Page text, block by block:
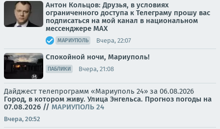
Антон Кольцов: Друзья, в условиях
ограниченного доступа к Телеграму прошу вас
подписаться на мой канал в национальном
мессенджере МАХ
МАРИУПОЛЬ Вчера, 22:07
Спокойной ночи, Мариуполь!
ПАБЛИКИ Вчера, 21:08
Дайджест телепрограмм «Мариуполь 24» за 06.08.2026
Город, в котором живу. Улица Энгельса. Прогноз погоды на
07.08.2026 // МАРИУПОЛЬ 24
Вчера, 20:52